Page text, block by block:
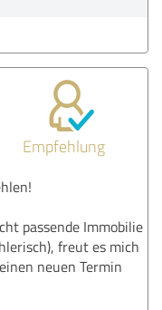
Empfehlung
passende Immobilie
freut es mich
neuen Termin